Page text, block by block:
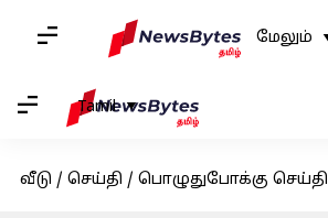
மேலும்
Tamil
வீடு / செய்தி / பொழுதுபோக்கு செய்தி